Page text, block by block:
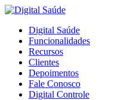
Digital Saúde
Funcionalidades
Recursos
Clientes
Depoimentos
Fale Conosco
Digital Controle